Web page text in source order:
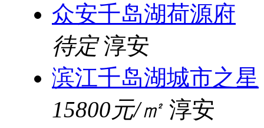
众安千岛湖荷源府
待定 淳安
滨江千岛湖城市之星
15800元/㎡ 淳安